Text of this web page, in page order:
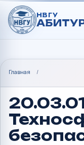
НВГУ
Главная /